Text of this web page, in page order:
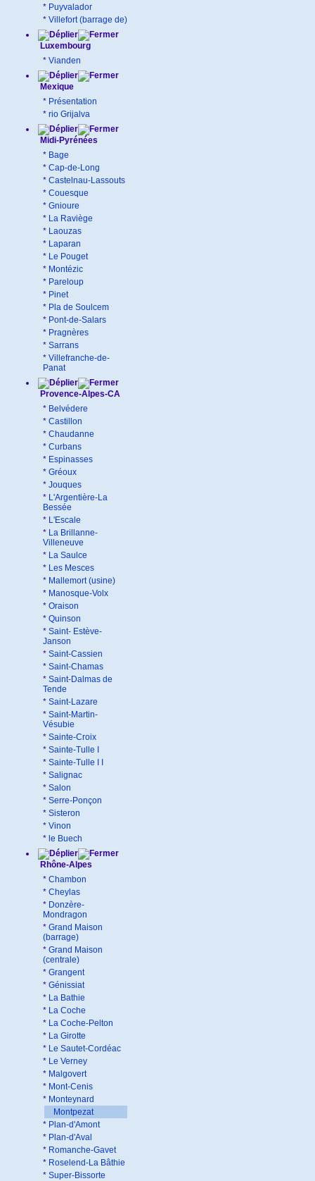
* Puyvalador
* Villefort (barrage de)
Luxembourg
* Vianden
Mexique
* Présentation
* rio Grijalva
Midi-Pyrénées
* Bage
* Cap-de-Long
* Castelnau-Lassouts
* Couesque
* Gnioure
* La Raviège
* Laouzas
* Laparan
* Le Pouget
* Montézic
* Pareloup
* Pinet
* Pla de Soulcem
* Pont-de-Salars
* Pragnères
* Sarrans
* Villefranche-de-
Panat
Provence-Alpes-CA
* Belvédere
* Castillon
* Chaudanne
* Curbans
* Espinasses
* Gréoux
* Jouques
* L'Argentière-La
Bessée
* L'Escale
* La Brillanne-
Villeneuve
* La Saulce
* Les Mesces
* Mallemort (usine)
* Manosque-Volx
* Oraison
* Quinson
* Saint- Estève-
Janson
* Saint-Cassien
* Saint-Chamas
* Saint-Dalmas de
Tende
* Saint-Lazare
* Saint-Martin-
Vésubie
* Sainte-Croix
* Sainte-Tulle I
* Sainte-Tulle I I
* Salignac
* Salon
* Serre-Ponçon
* Sisteron
* Vinon
* le Buech
Rhône-Alpes
* Chambon
* Cheylas
* Donzère-
Mondragon
* Grand Maison
(barrage)
* Grand Maison
(centrale)
* Grangent
* Génissiat
* La Bathie
* La Coche
* La Coche-Pelton
* La Girotte
* Le Sautet-Cordéac
* Le Verney
* Malgovert
* Mont-Cenis
* Monteynard
Montpezat
* Plan-d'Amont
* Plan-d'Aval
* Romanche-Gavet
* Roselend-La Bâthie
* Super-Bissorte